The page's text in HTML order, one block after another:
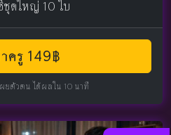
ชุดใหญ่ 10 ใบ
ครู 149฿
ยตัวตน ได้ผลใน 10 นาที